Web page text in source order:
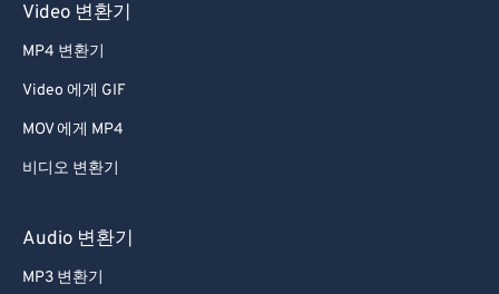
Video 변환기
MP4 변환기
Video 에게 GIF
MOV 에게 MP4
비디오 변환기
Audio 변환기
MP3 변환기